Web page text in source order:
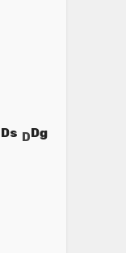
Ds Dg